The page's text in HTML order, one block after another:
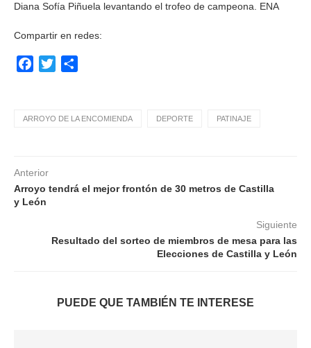
Diana Sofía Piñuela levantando el trofeo de campeona. ENA
Compartir en redes:
Facebook
Twitter
ARROYO DE LA ENCOMIENDA DEPORTE PATINAJE
Anterior
Arroyo tendrá el mejor frontón de 30 metros de Castilla
y León
Siguiente
Resultado del sorteo de miembros de mesa para las
Elecciones de Castilla y León
PUEDE QUE TAMBIÉN TE INTERESE